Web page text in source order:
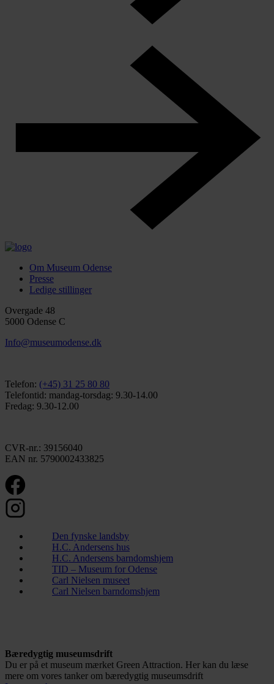
Om Museum Odense
Presse
Ledige stillinger
Overgade 48
5000 Odense C
Info@museumodense.dk
Telefon: (+45) 31 25 80 80
Telefontid: mandag-torsdag: 9.30-14.00
Fredag: 9.30-12.00
CVR-nr.: 39156040
EAN nr. 5790002433825
Den fynske landsby
H.C. Andersens hus
H.C. Andersens barndomshjem
TID – Museum for Odense
Carl Nielsen museet
Carl Nielsen barndomshjem
Bæredygtig museumsdrift
Du er på et museum mærket Green Attraction. Her kan du læse
mere om vores tanker om bæredygtig museumsdrift